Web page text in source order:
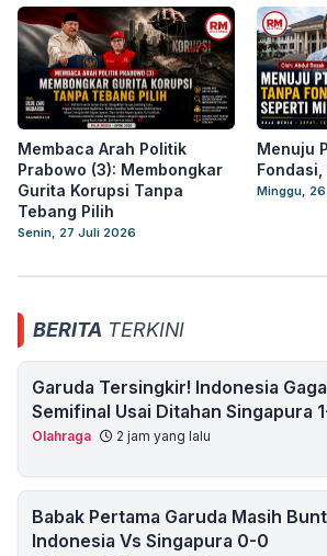
Membaca Arah Politik
Prabowo (3): Membongkar
Gurita Korupsi Tanpa
Tebang Pilih
Senin, 27 Juli 2026
Menuju
Minggu,
BERITA TERKINI
Garuda Tersingkir! Indonesia
Semifinal Usai Ditahan Singapura
Olahraga 2 jam yang lalu
Babak Pertama Garuda Masih
Indonesia Vs Singapura 0-0